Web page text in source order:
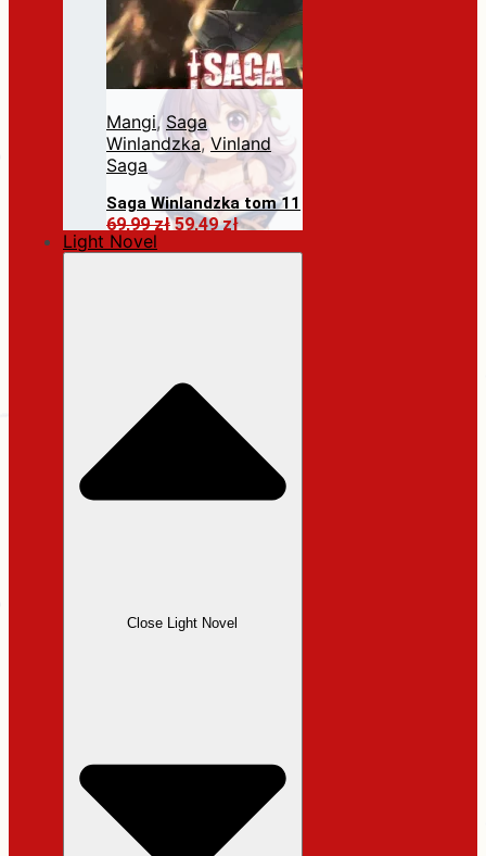
Mangi, Saga
Winlandzka, Vinland
Saga
Saga Winlandzka tom 11
69,99złPierwotna
59,49złAktualna
Dodaj do koszyka
Light Novel
Close Light Novel